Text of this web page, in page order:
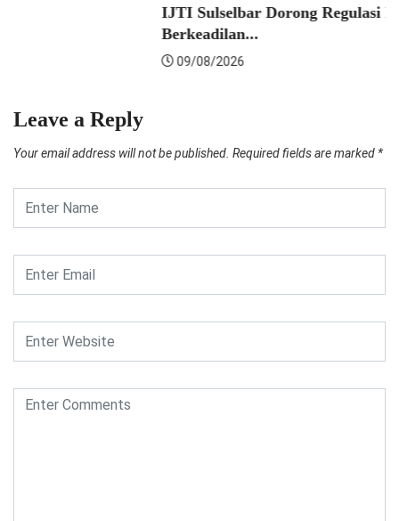
Leave a Reply
Your email address will not be published. Required fields are marked *